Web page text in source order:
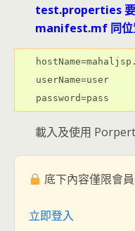
test.properties 要
manifest.mf 同位
userName=user
password=pass
載入及使用
底下內容僅限會
立即登入